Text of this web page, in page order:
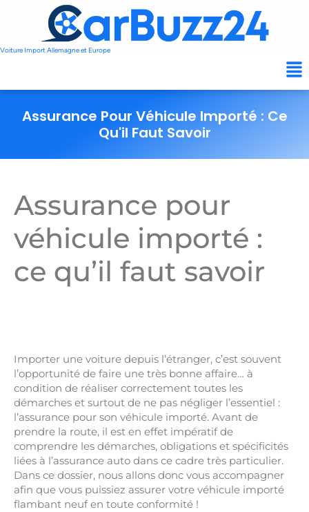
Voiture Import Allemagne et Europe
Assurance Pour Véhicule Importé : Ce
Qu'il Faut Savoir
Assurance pour
véhicule importé :
ce qu’il faut savoir
Importer une voiture depuis l’étranger, c’est souvent
l’opportunité de faire une très bonne affaire… à
condition de réaliser correctement toutes les
démarches et surtout de ne pas négliger l’essentiel :
l’assurance pour son véhicule importé. Avant de
prendre la route, il est en effet impératif de
comprendre les démarches, obligations et spécificités
liées à l’assurance auto dans ce cadre très particulier.
Dans ce dossier, nous allons donc vous accompagner
afin que vous puissiez assurer votre véhicule importé
flambant neuf en toute conformité !